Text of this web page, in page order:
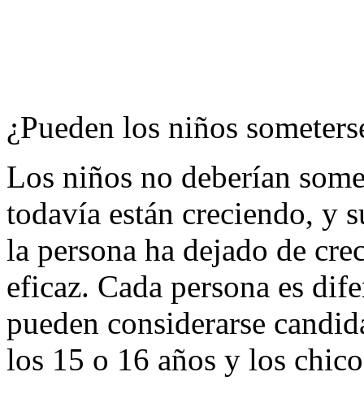
¿Pueden los niños
Los niños no deberían
todavía están creciendo, y
la persona ha dejado de
eficaz. Cada persona es
pueden considerarse
los 15 o 16 años y los